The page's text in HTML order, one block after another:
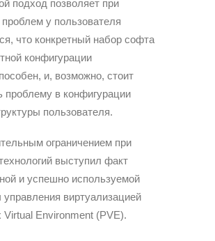
подход позволяет при
у пользователя
что конкретный набор софта
конфигурации
и, возможно, стоит
проблему в конфигурации
пользователя.
ограничением при
выступил факт
и успешно используемой
виртуализацией
Virtual Environment (PVE).